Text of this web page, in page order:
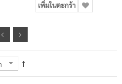
เพิ่มในตะกร้า